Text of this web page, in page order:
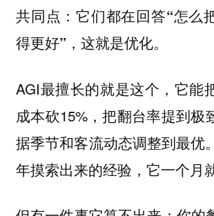
共同点：它们都在回答“怎么
得更好”，这就是优化。
AGI最擅长的就是这个，它能
成本砍15%，把翻台率提到极
据季节和客流动态调整到最优
年摸索出来的经验，它一个月